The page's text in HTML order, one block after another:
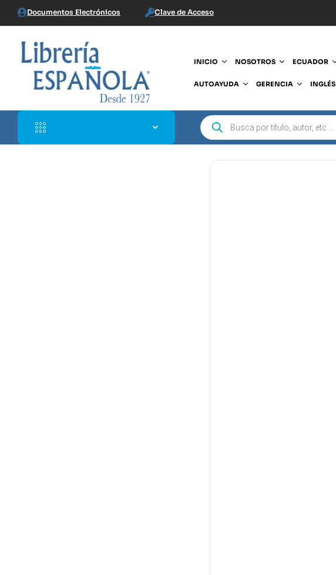
Documentos Electrónicos Clave de Acceso
INICIO NOSOTROS ECUADOR
AUTOAYUDA GERENCIA INGLÉS